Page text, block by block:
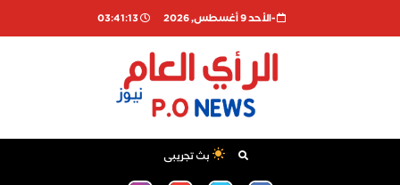
-اﻷحد 9 أغسطس, 2026 03:41:13
بث تجريبى